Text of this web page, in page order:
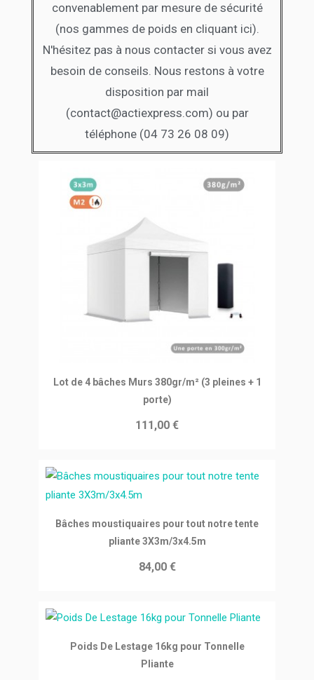
convenablement par mesure de sécurité
(nos gammes de poids en cliquant ici).
N'hésitez pas à nous contacter si vous avez
besoin de conseils. Nous restons à votre
disposition par mail
(contact@actiexpress.com) ou par
téléphone (04 73 26 08 09)
Ajouter au panier
Lot de 4 bâches Murs 380gr/m² (3 pleines + 1
porte)
111,00 €
Ajouter au panier
Bâches moustiquaires pour tout notre tente
pliante 3X3m/3x4.5m
84,00 €
Ajouter au panier
Poids De Lestage 16kg pour Tonnelle
Pliante